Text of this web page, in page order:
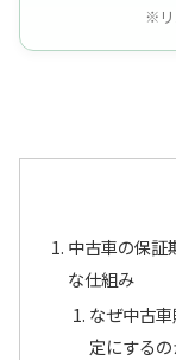
※リ
中古車の保証
な仕組み
なぜ中古
定にする